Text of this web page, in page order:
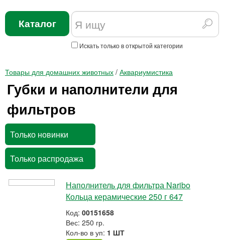
Каталог
Искать только в открытой категории
Товары для домашних животных / Аквариумистика
Губки и наполнители для
фильтров
Только новинки
Только распродажа
Наполнитель для фильтра Naribo
Кольца керамические 250 г 647
Код: 00151658
Вес: 250 гр.
Кол-во в уп: 1 ШТ